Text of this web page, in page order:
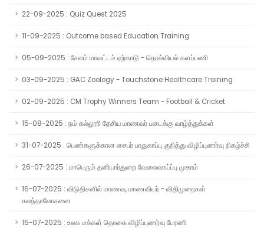
22-09-2025 : Quiz Quest 2025
11-09-2025 : Outcome based Education Training
05-09-2025 : சேலம் மாவட்டம் ஏற்காடு - தொல்லியல் களப்பணி
03-09-2025 : GAC Zoology - Touchstone Healthcare Training
02-09-2025 : CM Trophy Winners Team - Football & Cricket
15-08-2025 : நம் கல்லூரி தேசிய மாணவர் படைக்கு வாழ்த்துக்கள்
31-07-2025 : பெண்களுக்கான சைபர் பாதுகாப்பு குறித்து விழிப்புணர்வு நிகழ்ச்சி
26-07-2025 : மாபெரும் தனியார்துறை வேலைவாய்ப்பு முகாம்
16-07-2025 : விடுதிகளில் மாணவ, மாணவியர் - விதிமுறைகள்
கலந்தாலோசனை
15-07-2025 : உலக மக்கள் தொகை விழிப்புணர்வு பேரணி